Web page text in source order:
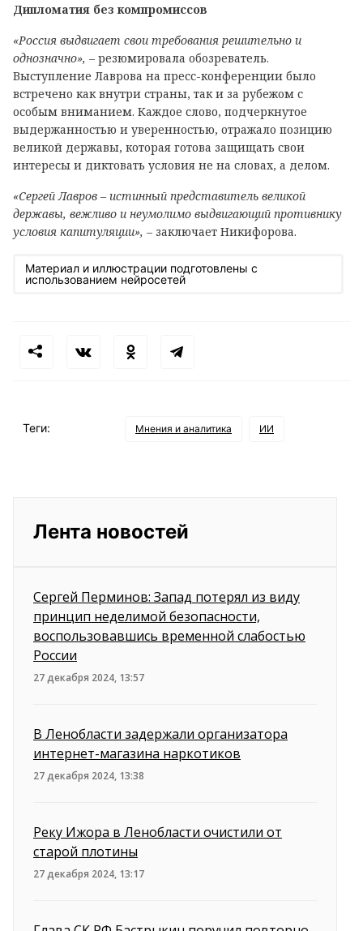
Дипломатия без компромиссов
«Россия выдвигает свои требования решительно и
однозначно», – резюмировала обозреватель.
Выступление Лаврова на пресс-конференции было
встречено как внутри страны, так и за рубежом с
особым вниманием. Каждое слово, подчеркнутое
выдержанностью и уверенностью, отражало позицию
великой державы, которая готова защищать свои
интересы и диктовать условия не на словах, а делом.
«Сергей Лавров – истинный представитель великой
державы, вежливо и неумолимо выдвигающий противнику
условия капитуляции», – заключает Никифорова.
Материал и иллюстрации подготовлены с
использованием нейросетей
Теги: Мнения и аналитика ИИ
Лента новостей
Сергей Перминов: Запад потерял из виду
принцип неделимой безопасности,
воспользовавшись временной слабостью
России
27 декабря 2024, 13:57
В Ленобласти задержали организатора
интернет-магазина наркотиков
27 декабря 2024, 13:38
Реку Ижора в Ленобласти очистили от
старой плотины
27 декабря 2024, 13:17